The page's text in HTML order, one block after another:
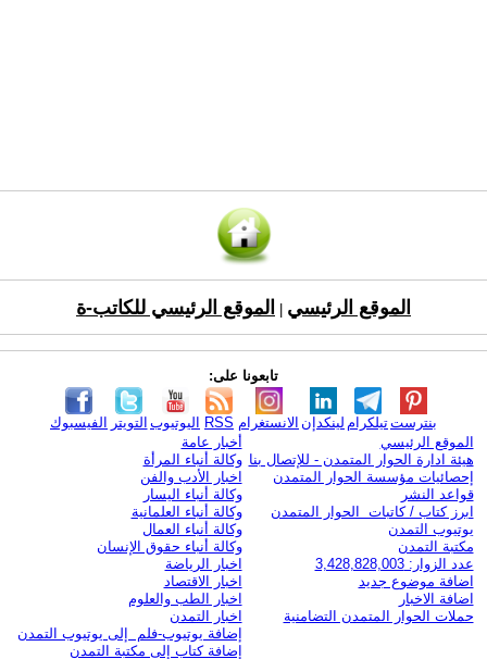
الموقع الرئيسي الموقع الرئيسي للكاتب-ة
تابعونا على:
الفيسبوك التويتر اليوتيوب RSS الانستغرام لينكدإن تيلكرامبنترست
الموقع الرئيسي
هيئة ادارة الحوار المتمدن - للإتصال بنا
إحصائيات مؤسسة الحوار المتمدن
قواعد النشر
ابرز كتاب / كاتبات الحوار المتمدن
يوتيوب التمدن
مكتبة التمدن
عدد الزوار: 3,428,828,003
اضافة موضوع جديد
اضافة الاخبار
حملات الحوار المتمدن التضامنية
أخبار عامة
وكالة أنباء المرأة
اخبار الأدب والفن
وكالة أنباء اليسار
وكالة أنباء العلمانية
وكالة أنباء العمال
وكالة أنباء حقوق الإنسان
اخبار الرياضة
اخبار الاقتصاد
اخبار الطب والعلوم
اخبار التمدن
إضافة يوتيوب-فلم إلى يوتيوب التمدن
إضافة كتاب إلى مكتبة التمدن